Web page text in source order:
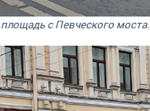
с Певческого моста.